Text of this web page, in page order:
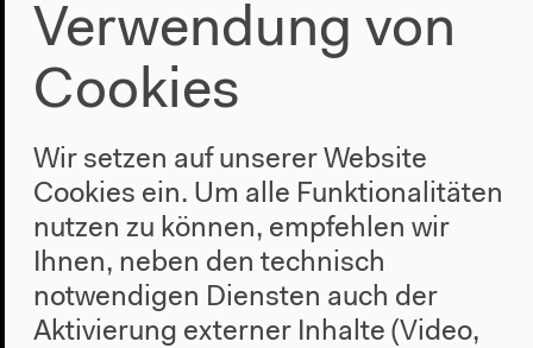
Alphabet Readings
Neue AlphabetErzählung Essay Fiktion Literatur
Literaturwissenschaft LyrikPoesieProsa Roman
Sprache (...)
Poesie
Verwendung von
Cookies
Wir setzen auf unserer Website
Cookies ein. Um alle Funktionalitäten
nutzen zu können, empfehlen wir
Ihnen, neben den technisch
notwendigen Diensten auch der
Aktivierung externer Inhalte (Video,